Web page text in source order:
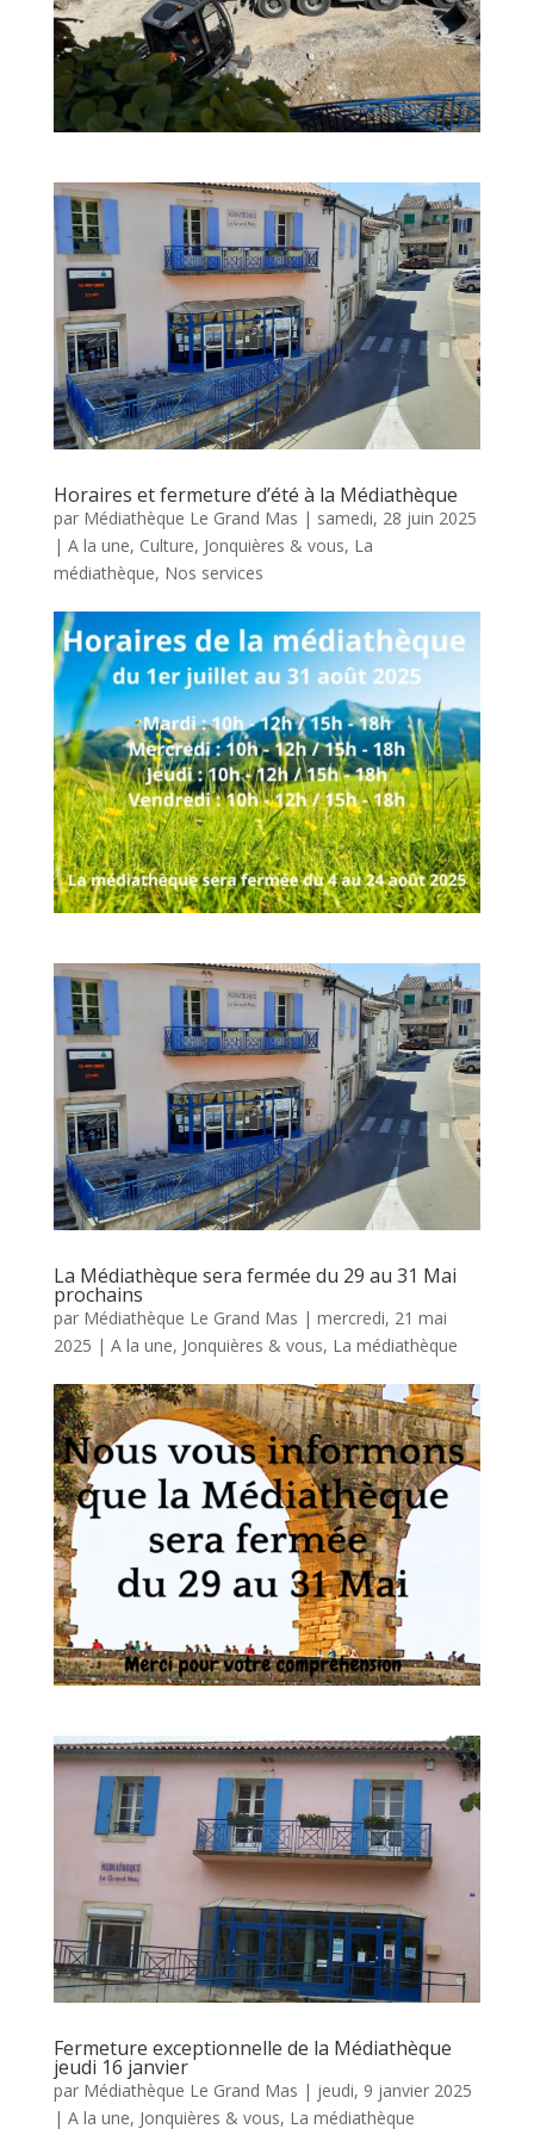
Horaires et fermeture d’été à la Médiathèque
par Médiathèque Le Grand Mas | samedi, 28 juin 2025
| A la une, Culture, Jonquières & vous, La
médiathèque, Nos services
La Médiathèque sera fermée du 29 au 31 Mai
prochains
par Médiathèque Le Grand Mas | mercredi, 21 mai
2025 | A la une, Jonquières & vous, La médiathèque
Fermeture exceptionnelle de la Médiathèque
jeudi 16 janvier
par Médiathèque Le Grand Mas | jeudi, 9 janvier 2025
| A la une, Jonquières & vous, La médiathèque